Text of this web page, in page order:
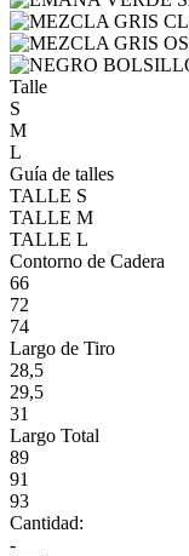
Talle
S
M
L
Guía de talles
TALLE S
TALLE M
TALLE L
Contorno de Cadera
66
72
74
Largo de Tiro
28,5
29,5
31
Largo Total
89
91
93
Cantidad:
-